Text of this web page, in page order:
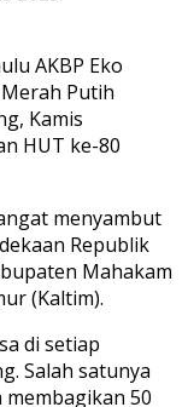
AKBP Eko
Putih
Kamis
HUT ke-80
menyambut
Republik
Mahakam
(Kaltim).
di setiap
Salah satunya
50